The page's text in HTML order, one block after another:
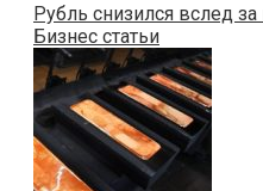
Рубль снизился вслед
Бизнес статьи